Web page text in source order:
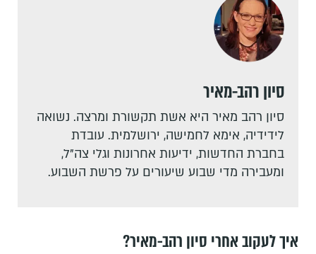
סיון רהב-מאיר
סיון רהב מאיר היא אשת תקשורת ומרצה. נשואה
לידידיה, אימא לחמישה, ירושלמית. עובדת
בחברת החדשות, ידיעות אחרונות וגלי צה"ל,
ומעבירה מדי שבוע שיעורים על פרשת השבוע.
איך לעקוב אחרי סיון רהב-מאיר?